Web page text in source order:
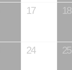
17 18
24 25